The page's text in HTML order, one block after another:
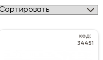
код:
34451